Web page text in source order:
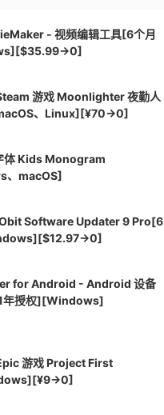
- 视频编辑工具[6个月
游戏 Moonlighter 夜勤人
、Linux][¥70→0]
体 Kids Monogram
、macOS]
Software Updater 9 Pro[6
for Android - Android 设备
年授权][Windows]
游戏 Project First